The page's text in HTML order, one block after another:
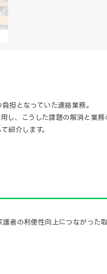
担となっていた連絡業務。
し、こうした課題の解消と業務
紹介します。
者の利便性向上につながった取